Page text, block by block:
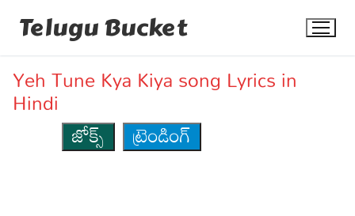
Telugu Bucket
Yeh Tune Kya Kiya song Lyrics in
Hindi
జోక్స్
ట్రెండింగ్